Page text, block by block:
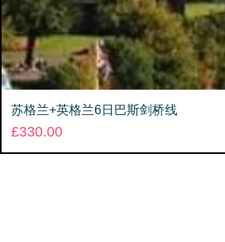
苏格兰+英格兰6日巴斯剑桥线
Price
£330.00